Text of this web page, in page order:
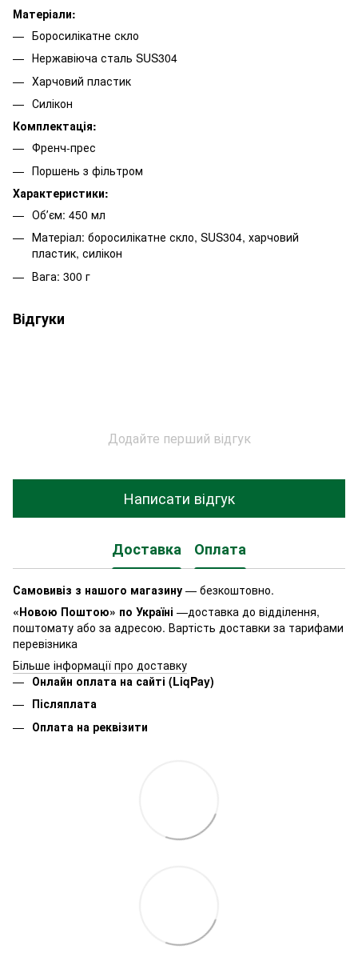
Матеріали:
Боросилікатне скло
Нержавіюча сталь SUS304
Харчовий пластик
Силікон
Комплектація:
Френч-прес
Поршень з фільтром
Характеристики:
Обʼєм: 450 мл
Матеріал: боросилікатне скло, SUS304, харчовий
пластик, силікон
Вага: 300 г
Відгуки
Додайте перший відгук
Написати відгук
Доставка Оплата
Самовивіз з нашого магазину — безкоштовно.
«Новою Поштою» по Україні —доставка до відділення,
поштомату або за адресою. Вартість доставки за тарифами
перевізника
Більше інформації про доставку
Онлайн оплата на сайті (LiqPay)
Післяплата
Оплата на реквізити